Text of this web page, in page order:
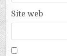
Site web